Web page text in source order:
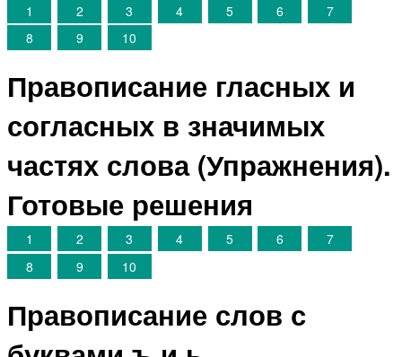
1 2 3 4 5 6
7
8
9 10
Правописание гласных и
согласных в значимых
частях слова (Упражнения).
Готовые решения
1 2 3 4 5 6
7
8
9 10
Правописание слов с